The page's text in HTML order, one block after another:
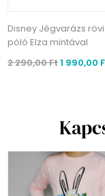
Disney Jégvarázs
póló Elza mintával
2 290,00 Ft1 990,00